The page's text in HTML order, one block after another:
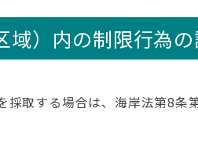
域）内の制限行為
取する場合は、海岸法第8